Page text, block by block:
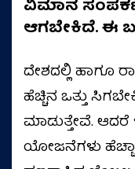
ವಿಮಾನ
ಆಗಬೇಕಿದೆ. ಈ
ದೇಶದಲ್ಲಿ ಹಾಗೂ
ಹೆಚ್ಚಿನ ಒತ್ತು
ಮಾಡುತ್ತೇವೆ. ಆದರೆ
ಯೋಜನೆಗಳು